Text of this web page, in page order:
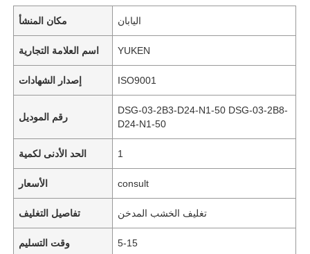
مكان المنشأ اليابان
اسم العلامة التجارية YUKEN
إصدار الشهادات ISO9001
رقم الموديل
DSG-03-2B3-D24-N1-50 DSG-03-2B8-
D24-N1-50
الحد الأدنى لكمية 1
الأسعار consult
تفاصيل التغليف تغليف الخشب المدخن
وقت التسليم 5-15